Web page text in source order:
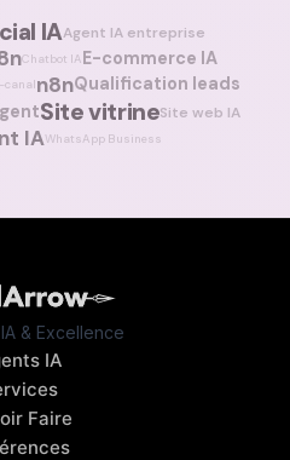
IAAgent IA entreprise
Chatbot IAE-commerce IA
canaln8nQualification leads
Site vitrineSite web IA
IAWhatsApp Business
& Excellence
IA
Faire